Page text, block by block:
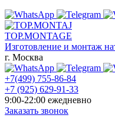
TOP.MONTAGE
Изготовление и монтаж
г. Москва
+7(499) 755-86-84
+7 (925) 629-91-33
9:00-22:00 ежедневно
Заказать звонок